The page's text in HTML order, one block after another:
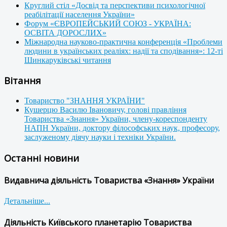
Круглий стіл «Досвід та перспективи психологічної
реабілітації населення України»
Форум «ЄВРОПЕЙСЬКИЙ СОЮЗ - УКРАЇНА:
ОСВІТА ДОРОСЛИХ»
Міжнародна науково-практична конференція «Проблеми
людини в українських реаліях: надії та сподівання»: 12-ті
Шинкаруківські читання
Вітання
Товариство "ЗНАННЯ УКРАЇНИ"
Кушерцю Василю Івановичу, голові правління
Товариства «Знання» України, члену-кореспонденту
НАПН України, доктору філософських наук, професору,
заслуженому діячу науки і техніки України.
Останні новини
Видавнича діяльність Товариства «Знання» України
Детальніше...
Діяльність Київського планетарію Товариства